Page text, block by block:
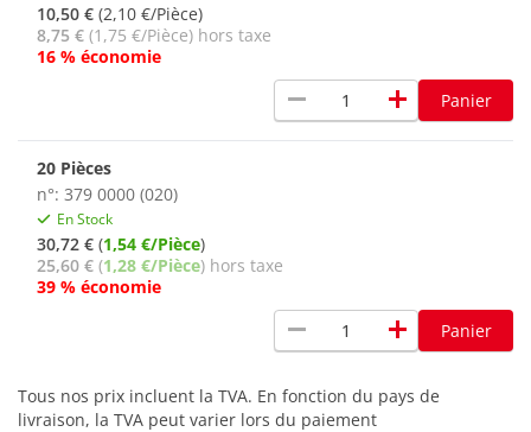
10,50 € (2,10 €/Pièce)
8,75 € (1,75 €/Pièce) hors taxe
16 % économie
remove add Panier
20 Pièces
n°: 379 0000 (020)
En Stock
30,72 € (1,54 €/Pièce)
25,60 € (1,28 €/Pièce) hors taxe
39 % économie
remove add Panier
Tous nos prix incluent la TVA. En fonction du pays de
livraison, la TVA peut varier lors du paiement